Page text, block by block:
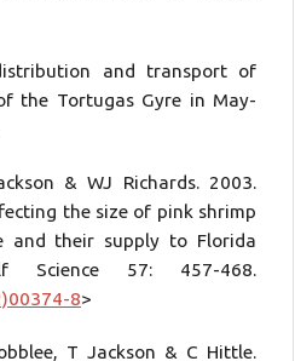
and transport of
the Tortugas Gyre in May-
& WJ Richards. 2003.
the size of pink shrimp
and their supply to Florida
Science 57: 457-468.
8>
T Jackson & C Hittle.